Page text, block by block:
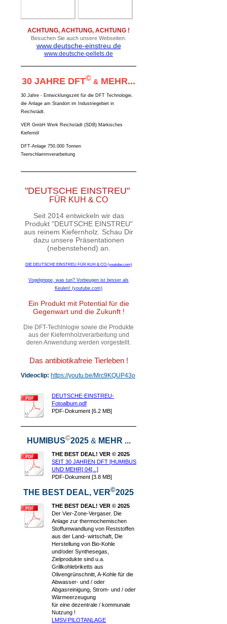
ACHTUNG, ACHTUNG, ACHTUNG !
Besuchen Sie auch unsere Webseiten:
www.deutsche-einstreu.de
www.deutsche-pellets.de
30 JAHRE DFT© & MEHR...
30 Jahre - Entwicklungszeit für die DFT Technologie,
die Anlage am Standort im Industriegebiet in
Reichstädt.
VER GmbH Werk Reichstädt (SDB) Märkisches
Kiefernöl
DFT-Anlage 750.000 Tonnen
Teerschlammverarbeitung
"DEUTSCHE EINSTREU"
FÜR KUH & CO
Seit 2014 entwickeln wir das
Produkt "DEUTSCHE EINSTREU"
aus reinem Kiefernholz. Schau Dir
dazu unsere Präsentationen
(nebenstehend) an.
DIE DEUTSCHE EINSTREU FÜR KUH & CO (youtube.com)
Vogelgrippe, was tun? Vorbeugen ist besser als
Keulen! (youtube.com)
Ein Produkt mit Potential für die
Gegenwart und die Zukunft !
Die DFT-Techlnlogie sowie die Produkte
aus der Kiefernholzverarbeitung und
deren Anwendung werden vorgestellt.
Das antibiotikafreie Tierleben !
Videoclip: https://youtu.be/Mrc9KQUP43o
DEUTSCHE-EINSTREU-
Fotoalbum.pdf
PDF-Dokument [6.2 MB]
HUMIBUS©2025& MEHR ...
THE BEST DEAL! VER © 2025
SEIT 30 JAHREN DFT [HUMIBUS
UND MEHR] 04[...]
PDF-Dokument [3.8 MB]
THE BEST DEAL, VER©2025
THE BEST DEAL! VER © 2025
Der Vier-Zone-Vergaser. Die
Anlage zur thermochemischen
Stoffumwandlung von Reststoffen
aus der Land- wirtschaft, Die
Herstellung von Bio-Kohle
und/oder Synthesegas,
Zielprodukte sind u.a.
Grillkohlebriketts aus
Olivengrünschnitt, A-Kohle für die
Abwasser- und / oder
Abgasreinigung, Strom- und / oder
Wärmeerzeugung
für eine dezentrale / kommunale
Nutzung !
LMSV-PILOTANLAGE